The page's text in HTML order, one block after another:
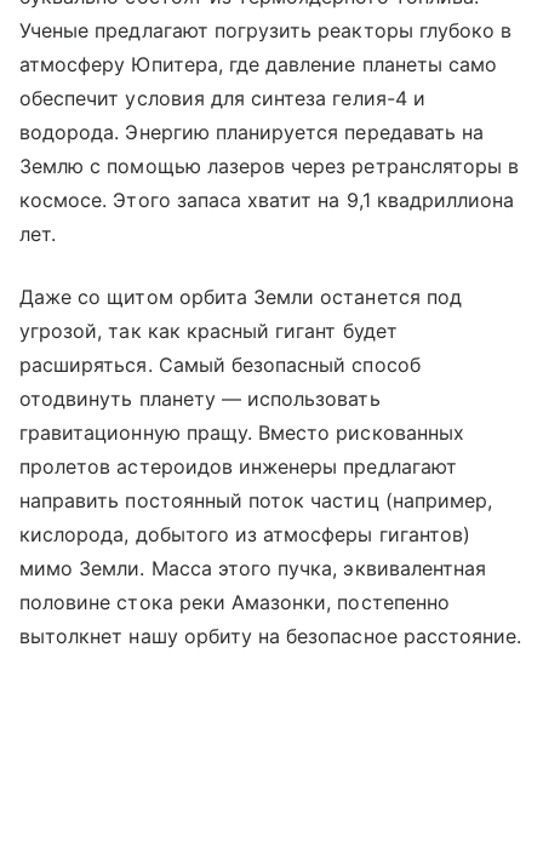
Ученые предлагают погрузить реакторы глубоко в
атмосферу Юпитера, где давление планеты само
обеспечит условия для синтеза гелия-4 и
водорода. Энергию планируется передавать на
Землю с помощью лазеров через ретрансляторы в
космосе. Этого запаса хватит на 9,1 квадриллиона
лет.
Даже со щитом орбита Земли останется под
угрозой, так как красный гигант будет
расширяться. Самый безопасный способ
отодвинуть планету — использовать
гравитационную пращу. Вместо рискованных
пролетов астероидов инженеры предлагают
направить постоянный поток частиц (например,
кислорода, добытого из атмосферы гигантов)
мимо Земли. Масса этого пучка, эквивалентная
половине стока реки Амазонки, постепенно
вытолкнет нашу орбиту на безопасное расстояние.